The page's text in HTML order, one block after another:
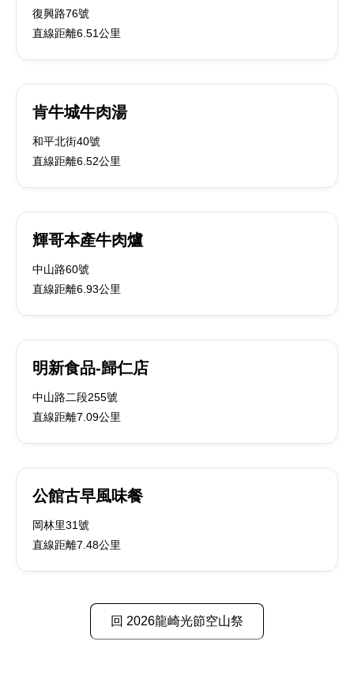
復興路76號
直線距離6.51公里
肯牛城牛肉湯
和平北街40號
直線距離6.52公里
輝哥本產牛肉爐
中山路60號
直線距離6.93公里
明新食品-歸仁店
中山路二段255號
直線距離7.09公里
公館古早風味餐
岡林里31號
直線距離7.48公里
回 2026龍崎光節空山祭